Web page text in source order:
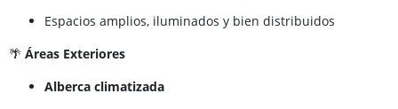
Espacios amplios, iluminados y bien distribuidos
🌴 Áreas Exteriores
Alberca climatizada